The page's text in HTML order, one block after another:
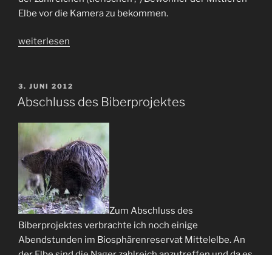
Elbe vor die Kamera zu bekommen.
„WWF-
Elbe“
weiterlesen
VERÖFFENTLICHT
AM
3. JUNI 2012
Abschluss des Biberprojektes
Zum Abschluss des
Biberprojektes verbrachte ich noch einige
Abendstunden im Biosphärenreservat Mittelelbe. An